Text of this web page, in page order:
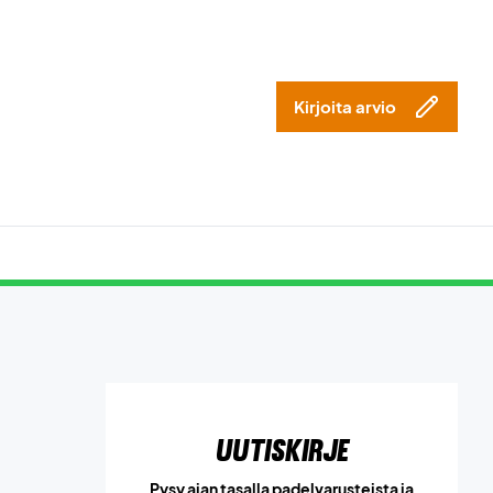
Kirjoita arvio
Uutiskirje
Pysy ajan tasalla padelvarusteista ja